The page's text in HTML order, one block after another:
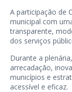
A participação de
municipal com
transparente,
dos serviços
Durante a
arrecadação,
municípios e
acessível e eficaz.